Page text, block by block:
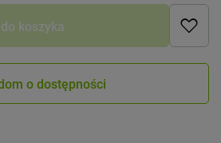
koszyka
o dostępności